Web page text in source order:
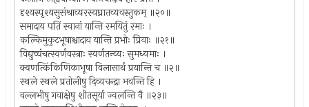
दृश्यस्पृश्यसुसंश्राव्यरस्यघ्रातव्यवस्तुकम् ॥२०॥
समादाय पतिं स्वानां यान्ति रमयितुं रमाः ।
कल्किमुकुटभूषाश्चादाय यान्ति प्रभोः प्रियाः ॥२१॥
विद्युच्चंचत्स्वर्णवस्त्राः स्वर्णतन्व्यः सुमध्यमाः ।
क्वणत्किंकिणिकाभूषा विलासार्थं प्रयान्ति च ॥२॥
स्थले स्थले प्रतोलीषु दिव्यचन्द्रा भवन्ति हि ।
वल्लभीषु गवाक्षेषु शीतसूर्या ज्वलन्ति वै ॥२३॥